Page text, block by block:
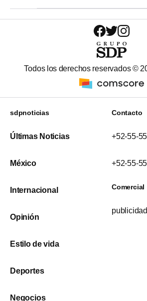
Todos los derechos reservados ©
sdpnoticias
Últimas Noticias
México
Internacional
Opinión
Estilo de vida
Deportes
Negocios
Contacto
+52-55-
+52-55-
Comercial